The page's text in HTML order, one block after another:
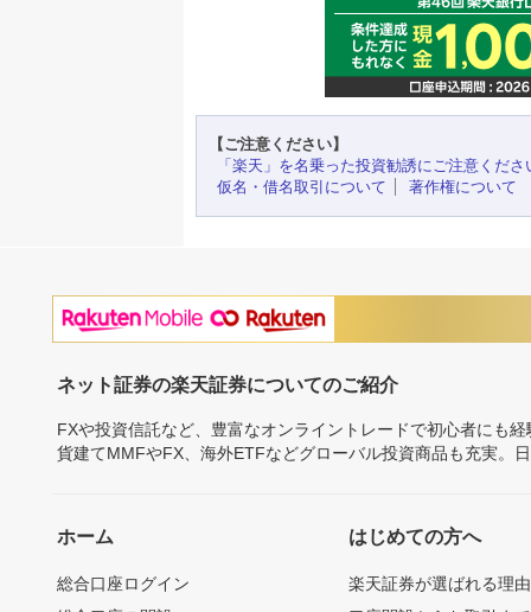
【ご注意ください】
「楽天」を名乗った投資勧誘にご注意くださ
仮名・借名取引について
著作権について
ネット証券の楽天証券についてのご紹介
FXや投資信託など、豊富なオンライントレードで初心者にも
貨建てMMFやFX、海外ETFなどグローバル投資商品も充実。
ホーム
総合口座ログイン
はじめての方へ
楽天証券が選ばれる理由